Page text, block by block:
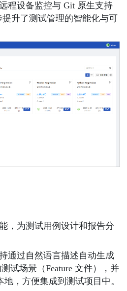
程设备监控与 Git 原生支持
升了测试管理的智能化与可
，为测试用例设计和报告分
通过自然语言描述自动生成
试场景（Feature 文件），并
，方便集成到测试项目中。